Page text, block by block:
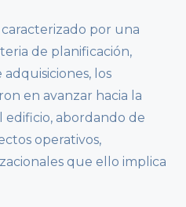
por una
de planificación,
los
en avanzar hacia la
abordando de
operativos,
que ello implica